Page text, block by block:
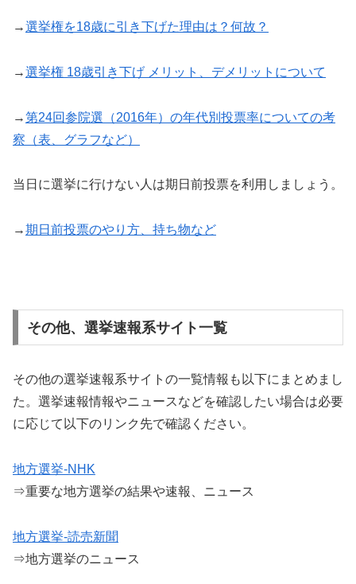
→選挙権を18歳に引き下げた理由は？何故？
→選挙権 18歳引き下げ メリット、デメリットについて
→第24回参院選（2016年）の年代別投票率についての考
察（表、グラフなど）
当日に選挙に行けない人は期日前投票を利用しましょう。
→期日前投票のやり方、持ち物など
その他、選挙速報系サイト一覧
その他の選挙速報系サイトの一覧情報も以下にまとめまし
た。選挙速報情報やニュースなどを確認したい場合は必要
に応じて以下のリンク先で確認ください。
地方選挙-NHK
⇒重要な地方選挙の結果や速報、ニュース
地方選挙-読売新聞
⇒地方選挙のニュース